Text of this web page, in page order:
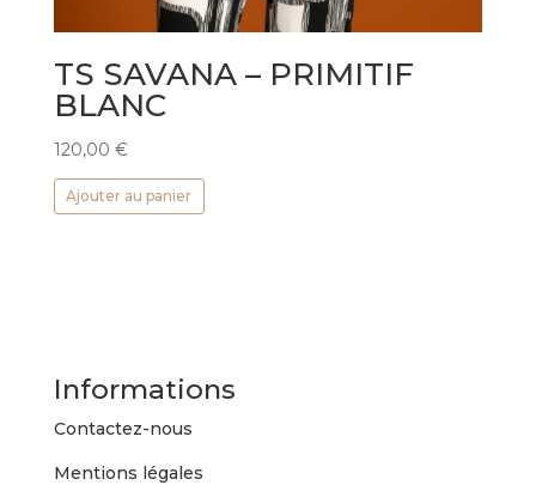
TS SAVANA – PRIMITIF
BLANC
120,00 €
Ajouter au panier
Informations
Contactez-nous
Mentions légales